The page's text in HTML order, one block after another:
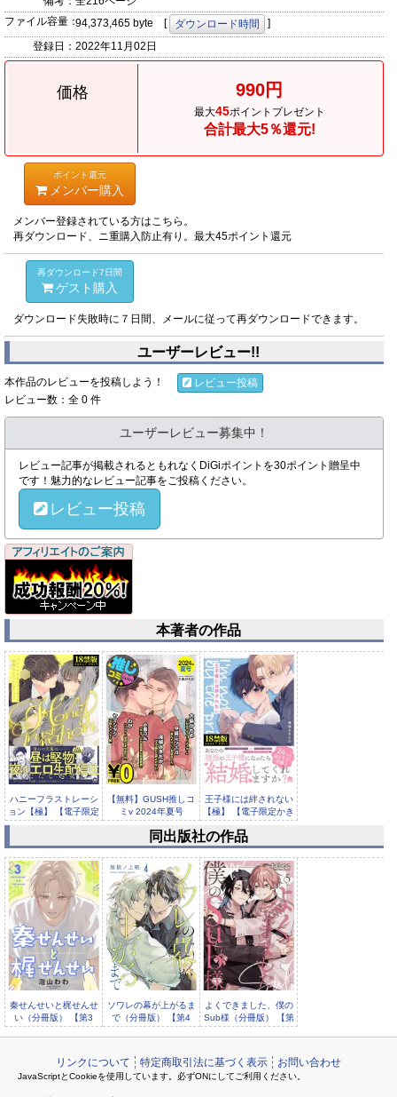
ファイル容量：94,373,465 byte [ ダウンロード時間
]
登録日： 2022年11月02日
価格 990円
最大45ポイントプレゼント
合計最大5％還元!
ポイント還元
メンバー購入
メンバー登録されている方はこちら。
再ダウンロード、ニ重購入防止有り。最大45ポイント還元
再ダウンロード7日間
ゲスト購入
ダウンロード失敗時に７日間、メールに従って再ダウンロードできます。
ユーザーレビュー!!
本作品のレビューを投稿しよう！
レビュー投稿
レビュー数：全 0 件
ユーザーレビュー募集中！
レビュー記事が掲載されるともれなくDiGiポイントを30ポイント贈呈中
です！魅力的なレビュー記事をご投稿ください。
レビュー投稿
本著者の作品
ハニーフラストレーシ
ョン【極】 【電子限定
かきお...
【無料】GUSH推しコ
ミv 2024年夏号
王子様には絆されない
【極】 【電子限定かき
おろし...
【無料】GUSH推しコ
ミv 2023年冬号
同出版社の作品
秦せんせいと梶せんせ
い（分冊版） 【第3
話】
ソワレの幕が上がるま
で（分冊版） 【第4
話】
よくできました、僕の
Sub様（分冊版） 【第
5話】
リンクについて 特定商取引法に基づく表示 お問い合わせ
JavaScriptとCookieを使用しています。必ずONにしてご利用ください。